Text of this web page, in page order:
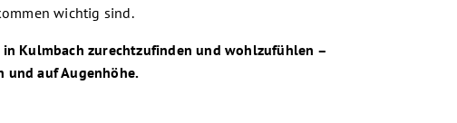
wichtig sind.
Kulmbach zurechtzufinden und wohlzufühlen –
und auf Augenhöhe.